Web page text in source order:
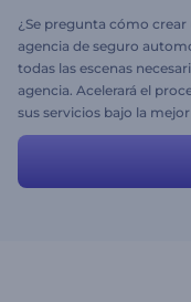
¿Se pregunta cómo
agencia de seguro
todas las escenas
agencia. Acelerará el
sus servicios bajo la
libre de editarlas para